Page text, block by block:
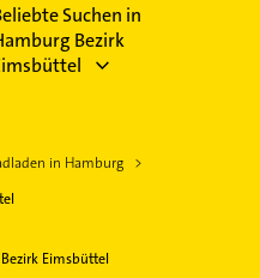
Suchen in
Bezirk
in Hamburg
Eimsbüttel